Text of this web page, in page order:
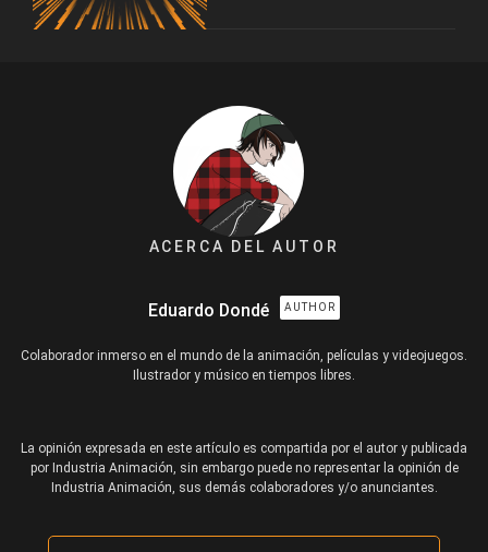
ACERCA DEL AUTOR
Eduardo Dondé AUTHOR
Colaborador inmerso en el mundo de la animación, películas y videojuegos.
Ilustrador y músico en tiempos libres.
La opinión expresada en este artículo es compartida por el autor y publicada
por Industria Animación, sin embargo puede no representar la opinión de
Industria Animación, sus demás colaboradores y/o anunciantes.